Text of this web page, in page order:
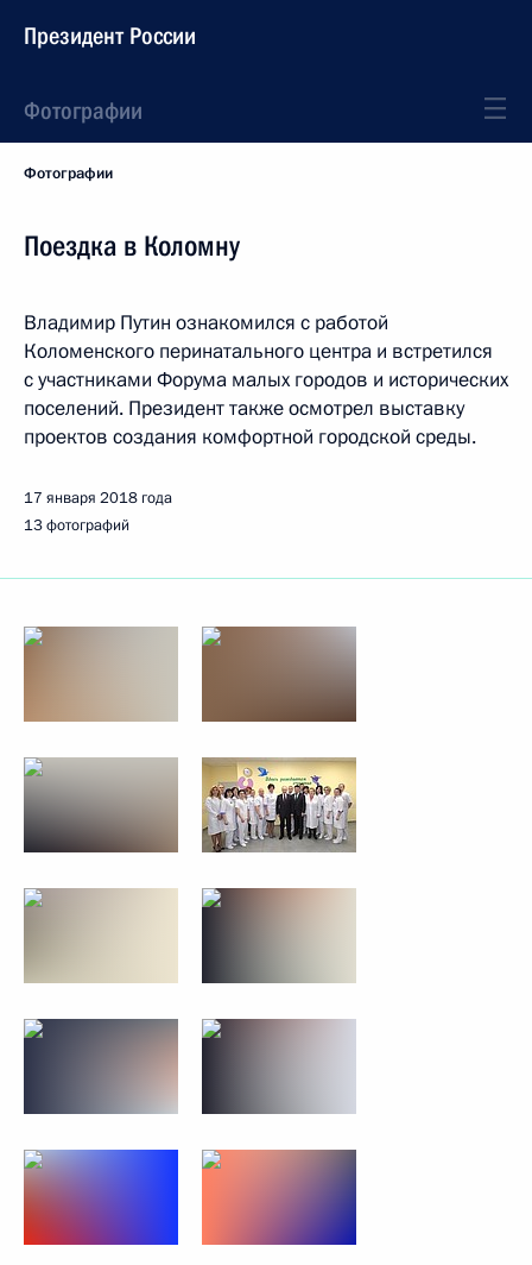
Президент России
Фотографии
Фотографии
Поездка в Коломну
Владимир Путин ознакомился с работой
Коломенского перинатального центра и встретился
с участниками Форума малых городов и исторических
поселений. Президент также осмотрел выставку
проектов создания комфортной городской среды.
17 января 2018 года
13 фотографий